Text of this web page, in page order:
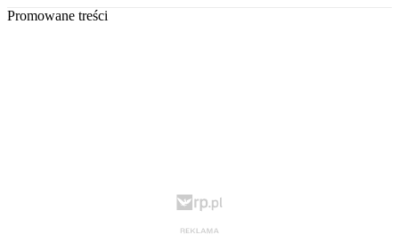
Promowane treści